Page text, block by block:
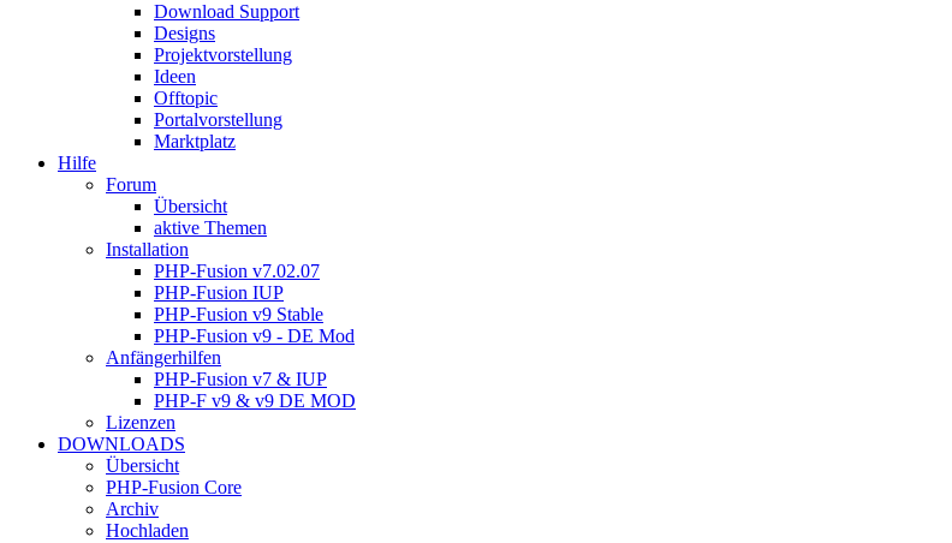
Download Support
Designs
Projektvorstellung
Ideen
Offtopic
Portalvorstellung
Marktplatz
Hilfe
Forum
Übersicht
aktive Themen
Installation
PHP-Fusion v7.02.07
PHP-Fusion IUP
PHP-Fusion v9 Stable
PHP-Fusion v9 - DE Mod
Anfängerhilfen
PHP-Fusion v7 & IUP
PHP-F v9 & v9 DE MOD
Lizenzen
DOWNLOADS
Übersicht
PHP-Fusion Core
Archiv
Hochladen